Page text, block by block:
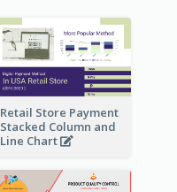
Retail Store Payment
Stacked Column and
Line Chart